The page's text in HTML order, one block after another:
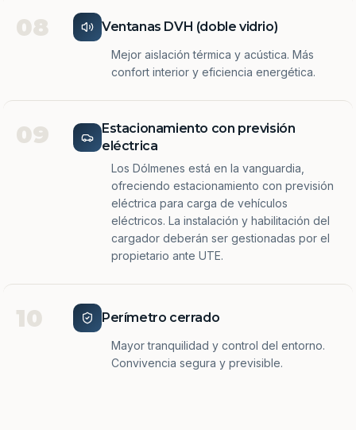
08 Ventanas DVH (doble vidrio)
Mejor aislación térmica y acústica. Más
confort interior y eficiencia energética.
09
Estacionamiento con previsión
eléctrica
Los Dólmenes está en la vanguardia,
ofreciendo estacionamiento con previsión
eléctrica para carga de vehículos
eléctricos. La instalación y habilitación del
cargador deberán ser gestionadas por el
propietario ante UTE.
10 Perímetro cerrado
Mayor tranquilidad y control del entorno.
Convivencia segura y previsible.